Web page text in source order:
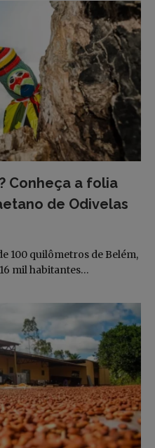
Conheça a folia
de Odivelas
100 quilômetros de Belém,
mil habitantes…